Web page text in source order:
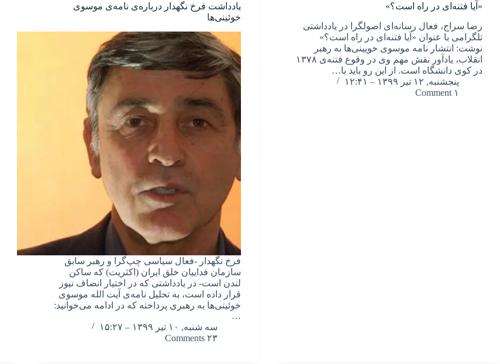
«آیا فتنه‌ای در راه است؟»
رضا سراج، فعال رسانه‌ای اصولگرا در یادداشتی
تلگرامی با عنوان «آیا فتنه‌ای در راه است؟»
نوشت: انتشار نامه موسوی خویینی‌ها به رهبر
انقلاب، یادآور نقش مهم وی در وقوع فتنه‌ی ۱۳۷۸
در کوی دانشگاه است. از این رو باید با…
پنجشنبه, ۱۲ تیر ۱۳۹۹ – ۱۲:۴۱
۱ Comment
یادداشت فرخ نگهدار درباره‌ی نامه‌ی موسوی
خوئینی‌ها
فرخ نگهدار -فعال سیاسی چپ‌گرا و رهبر سابق
سازمان فداییان خلق ایران (اکثریت) که ساکن
لندن است- در یادداشتی که در اختیار انصاف نیوز
قرار داده است، به تحلیل نامه‌ی آیت الله موسوی
خوئینی‌ها به رهبری پرداخته که در ادامه می‌خوانید:
…
سه شنبه, ۱۰ تیر ۱۳۹۹ – ۱۵:۲۷
۲۳ Comments